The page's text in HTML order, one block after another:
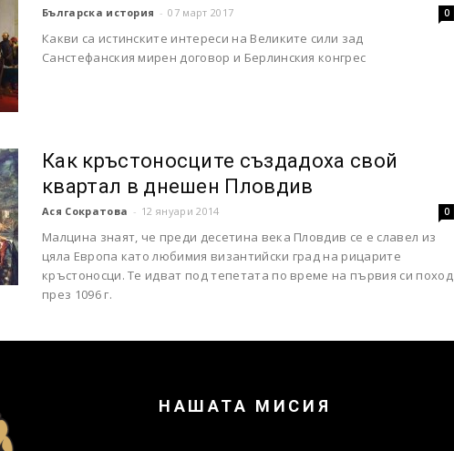
Българска история - 07 март 2017 0
Какви са истинските интереси на Великите сили зад
Санстефанския мирен договор и Берлинския конгрес
Как кръстоносците създадоха свой
квартал в днешен Пловдив
Ася Сократова - 12 януари 2014 0
Малцина знаят, че преди десетина века Пловдив се е славел из
цяла Европа като любимия византийски град на рицарите
кръстоносци. Те идват под тепетата по време на първия си поход
през 1096 г.
НАШАТА МИСИЯ